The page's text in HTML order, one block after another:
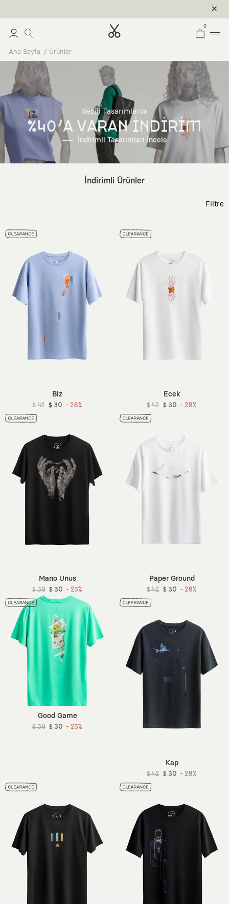
0
Ana Sayfa Ürünler
Seçili Tasarımlarda
%40'A VARAN İNDİRİM
İndirimli Tasarımları İncele
İndirimli Ürünler
Filtre
Biz
$ 42 $ 30 - 28%
Ecek
$ 42 $ 30 - 28%
Mano Unus
$ 39 $ 30 - 23%
Paper Ground
$ 42 $ 30 - 28%
Good Game
$ 39 $ 30 - 23%
Kap
$ 42 $ 30 - 28%